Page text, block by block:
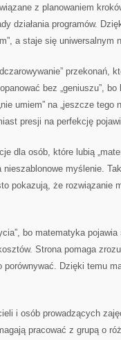
z planowaniem
działania programów.
a staje się uniwersalnym
przekonań,
bez „geniuszu”,
umiem” na „jeszcze tego
presji na perfekcję
dla osób, które lubią
myślenie.
pokazują, że rozwiązanie
bo matematyka
Strona pomaga
Dzięki temu
i osób prowadzących
pracować z grupą o